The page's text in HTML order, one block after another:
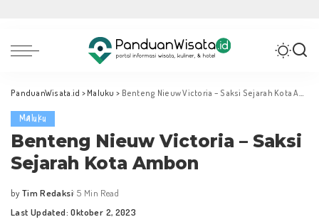
PanduanWisata.id > Maluku > Benteng Nieuw Victoria – Saksi Sejarah Kota Ambon
Maluku
Benteng Nieuw Victoria – Saksi
Sejarah Kota Ambon
Posted
by
by Tim Redaksi 5 Min Read
Last Updated: Oktober 2, 2023